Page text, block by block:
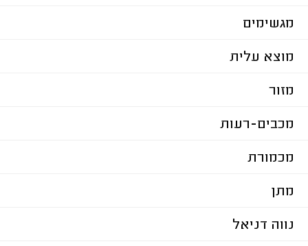
מגשימים
מוצא עלית
מזור
מכבים-רעות
מכמורת
מתן
נווה דניאל